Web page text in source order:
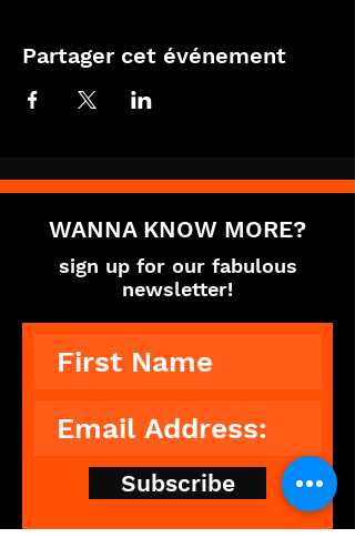
Partager cet événement
WANNA KNOW MORE?
sign up for our fabulous
newsletter!
Subscribe